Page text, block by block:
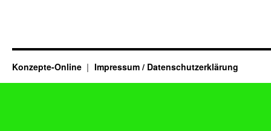
Konzepte-Online Impressum / Datenschutzerklärung